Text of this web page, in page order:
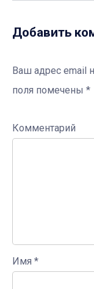
Добавить
Ваш адрес email
поля помечены *
Комментарий
Имя *